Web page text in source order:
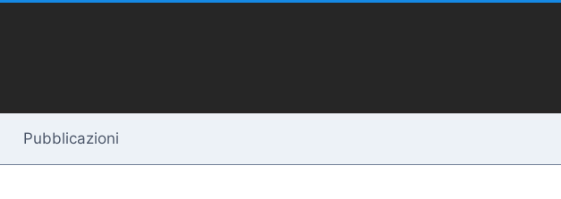
Pubblicazioni